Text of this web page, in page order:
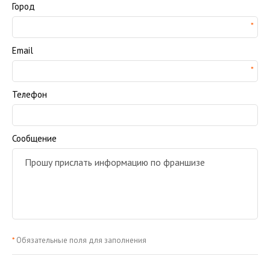
Город
Email
Телефон
Сообщение
* Обязательные поля для заполнения